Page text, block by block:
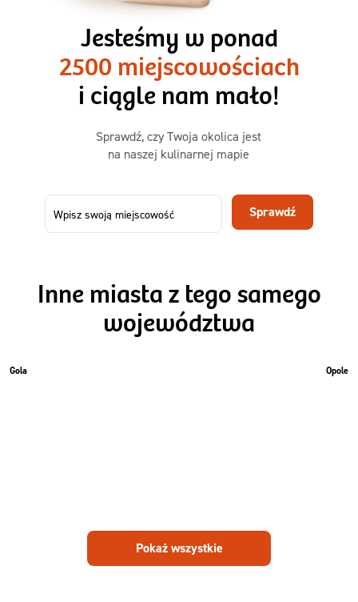
1500kcal - 2250kcal
3 sycące posiłki o większej objętości. Mniej dań,
ta sama wygoda!
50,31 zł
73,99
-32%
Menu
Jesteśmy w ponad
2500 miejscowościach
i ciągle nam mało!
Sprawdź, czy Twoja okolica jest
na naszej kulinarnej mapie
Sprawdź
Inne miasta z tego samego
województwa
Gola Opole
Pokaż wszystkie